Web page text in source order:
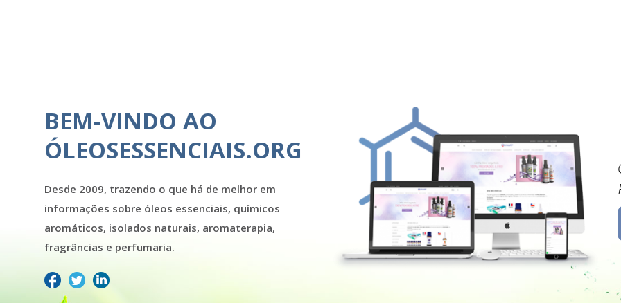
BEM-VINDO AO
ÓLEOSESSENCIAIS.ORG
Desde 2009, trazendo o que há de melhor em
informações sobre óleos essenciais, químicos
aromáticos, isolados naturais, aromaterapia,
fragrâncias e perfumaria.